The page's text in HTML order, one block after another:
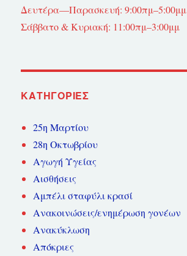
Δευτέρα—Παρασκευή: 9:00πμ–5:00μμ
Σάββατο & Κυριακή: 11:00πμ–3:00μμ
KΑΤΗΓΟΡΊΕΣ
25η Μαρτίου
28η Οκτωβρίου
Αγωγή Υγείας
Αισθήσεις
Αμπέλι σταφύλι κρασί
Ανακοινώσεις/ενημέρωση γονέων
Ανακύκλωση
Απόκριες